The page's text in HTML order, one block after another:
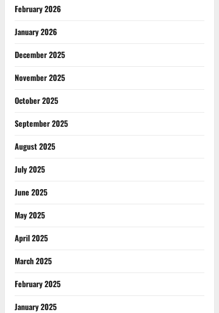
February 2026
January 2026
December 2025
November 2025
October 2025
September 2025
August 2025
July 2025
June 2025
May 2025
April 2025
March 2025
February 2025
January 2025